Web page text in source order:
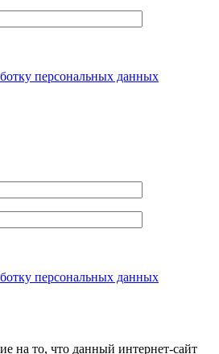
персональных данных
персональных данных
на то, что данный интернет-сайт